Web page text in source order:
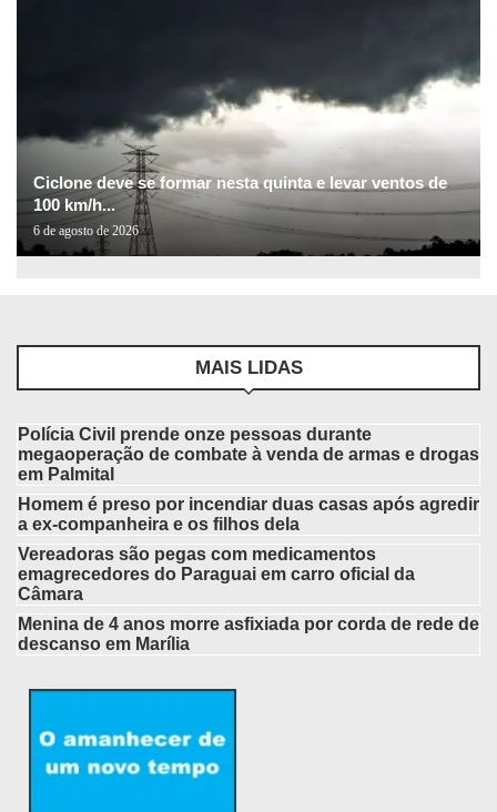
Ciclone deve se formar nesta quinta e levar ventos de
100 km/h...
6 de agosto de 2026
MAIS LIDAS
Polícia Civil prende onze pessoas durante
megaoperação de combate à venda de armas e drogas
em Palmital
Homem é preso por incendiar duas casas após agredir
a ex-companheira e os filhos dela
Vereadoras são pegas com medicamentos
emagrecedores do Paraguai em carro oficial da
Câmara
Menina de 4 anos morre asfixiada por corda de rede de
descanso em Marília